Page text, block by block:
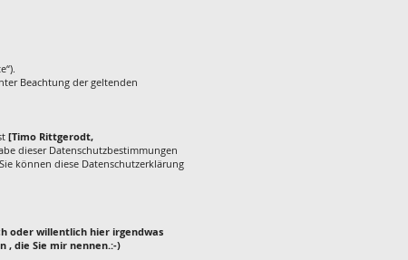
Beachtung der geltenden
[Timo Rittgerodt,
dieser Datenschutzbestimmungen
können diese Datenschutzerklärung
oder willentlich hier irgendwas
, die Sie mir nennen.:-)